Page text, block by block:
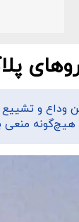
وداع و
منعی